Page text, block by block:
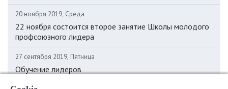
20 ноября 2019, Среда
22 ноября состоится второе занятие Школы молодого
профсоюзного лидера
27 сентября 2019, Пятница
Обучение лидеров